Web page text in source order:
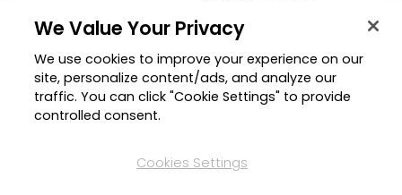
Lernen + Wissen
Community
Mitgliederbereich
Blog
Region ändern
We Value Your Privacy
We use cookies to improve your experience on our
site, personalize content/ads, and analyze our
traffic. You can click "Cookie Settings" to provide
controlled consent.
Cookies Settings